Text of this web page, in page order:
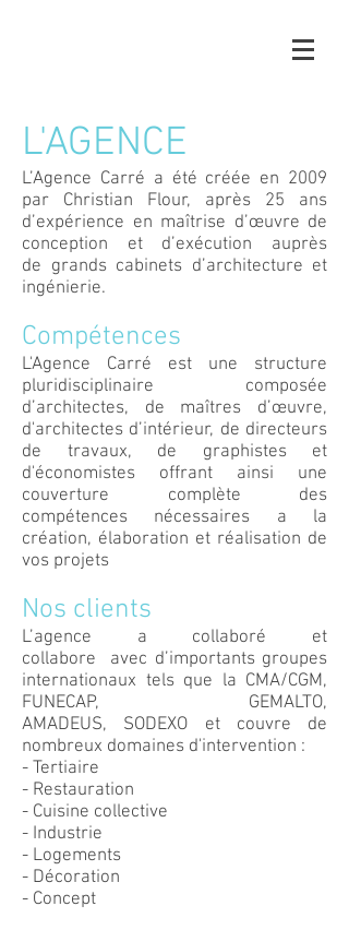
L'AGENCE
L’Agence Carré a été créée en 2009
par Christian Flour, après 25 ans
d’expérience en maîtrise d’œuvre de
conception et d’exécution auprès
de grands cabinets d’architecture et
ingénierie.
Compétences
L'Agence Carré est une structure
pluridisciplinaire composée
d’architectes, de maîtres d’œuvre,
d'architectes d’intérieur, de directeurs
de travaux, de graphistes et
d'économistes offrant ainsi une
couverture complète des
compétences nécessaires a la
création, élaboration et réalisation de
vos projets
Nos clients
L’agence a collaboré et
collabore avec d’importants groupes
internationaux tels que la CMA/CGM,
FUNECAP, GEMALTO,
AMADEUS, SODEXO et couvre de
nombreux domaines d'intervention :
- Tertiaire
- Restauration
- Cuisine collective
- Industrie
- Logements
- Décoration
- Concept